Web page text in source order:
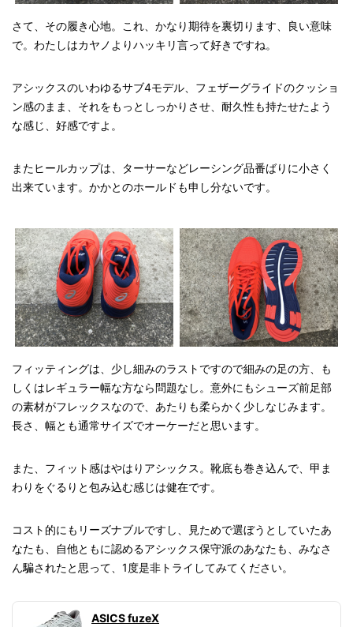
さて、その履き心地。これ、かなり期待を裏切ります、良い意味
で。わたしはカヤノよりハッキリ言って好きですね。
アシックスのいわゆるサブ4モデル、フェザーグライドのクッショ
ン感のまま、それをもっとしっかりさせ、耐久性も持たせたよう
な感じ、好感ですよ。
またヒールカップは、ターサーなどレーシング品番ばりに小さく
出来ています。かかとのホールドも申し分ないです。
フィッティングは、少し細みのラストですので細みの足の方、も
しくはレギュラー幅な方なら問題なし。意外にもシューズ前足部
の素材がフレックスなので、あたりも柔らかく少しなじみます。
長さ、幅とも通常サイズでオーケーだと思います。
また、フィット感はやはりアシックス。靴底も巻き込んで、甲ま
わりをぐるりと包み込む感じは健在です。
コスト的にもリーズナブルですし、見ためで選ぼうとしていたあ
なたも、自他ともに認めるアシックス保守派のあなたも、みなさ
ん騙されたと思って、1度是非トライしてみてください。
ASICS fuzeX